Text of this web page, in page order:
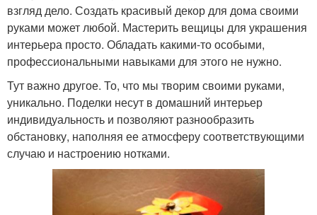
взгляд дело. Создать красивый декор для дома своими
руками может любой. Мастерить вещицы для украшения
интерьера просто. Обладать какими-то особыми,
профессиональными навыками для этого не нужно.
Тут важно другое. То, что мы творим своими руками,
уникально. Поделки несут в домашний интерьер
индивидуальность и позволяют разнообразить
обстановку, наполняя ее атмосферу соответствующими
случаю и настроению нотками.